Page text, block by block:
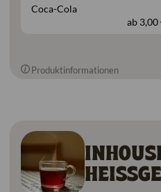
Coca-Cola
ab 3,00
Produktinformationen